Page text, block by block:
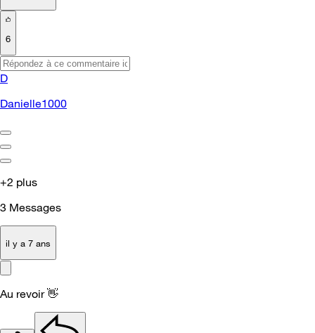
6
D
Danielle1000
+2 plus
3 Messages
il y a 7 ans
Au revoir👋